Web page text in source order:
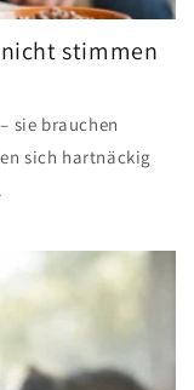
stimmen
sie brauchen
sich hartnäckig